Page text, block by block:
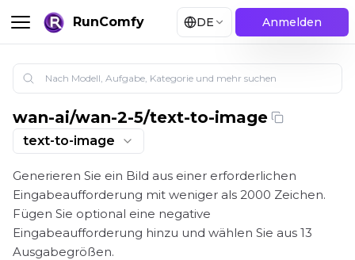
RunComfy DE Anmelden
Wan 2.5: Text-zu-Bild-Generator | RunComfy
wan-ai/wan-2-5/text-to-image
text-to-image
Generieren Sie ein Bild aus einer erforderlichen
Eingabeaufforderung mit weniger als 2000 Zeichen.
Fügen Sie optional eine negative
Eingabeaufforderung hinzu und wählen Sie aus 13
Ausgabegrößen.